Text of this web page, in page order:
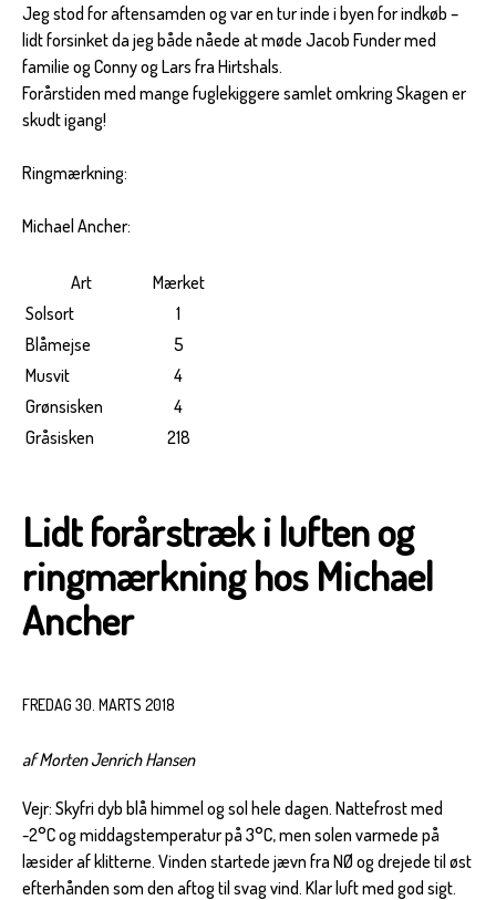
Jeg stod for aftensamden og var en tur inde i byen for indkøb –
lidt forsinket da jeg både nåede at møde Jacob Funder med
familie og Conny og Lars fra Hirtshals.
Forårstiden med mange fuglekiggere samlet omkring Skagen er
skudt igang!
Ringmærkning:
Michael Ancher:
Art
Mærket
Solsort
1
Blåmejse
5
Musvit
4
Grønsisken
4
Gråsisken
218
Lidt forårstræk i luften og
ringmærkning hos Michael
Ancher
FREDAG 30. MARTS 2018
af Morten Jenrich Hansen
Vejr: Skyfri dyb blå himmel og sol hele dagen. Nattefrost med
-2°C og middagstemperatur på 3°C, men solen varmede på
læsider af klitterne. Vinden startede jævn fra NØ og drejede til øst
efterhånden som den aftog til svag vind. Klar luft med god sigt.